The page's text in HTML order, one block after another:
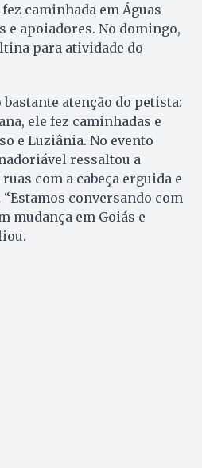
caminhada em Águas
apoiadores. No domingo,
para atividade do
atenção do petista:
ele fez caminhadas e
e Luziânia. No evento
ressaltou a
com a cabeça erguida e
conversando com
mudança em Goiás e